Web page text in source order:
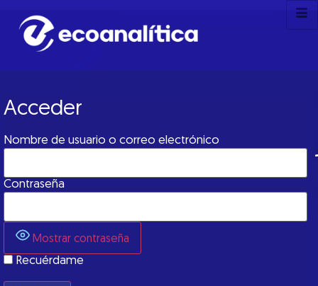
Acceder
Nombre de usuario o correo electrónico
Contraseña
Mostrar contraseña
Recuérdame